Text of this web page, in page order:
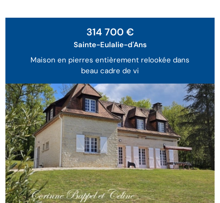
Maison en pierres entièrement relookée dans
beau cadre de vi
314 700 €
Sainte-Eulalie-d'Ans